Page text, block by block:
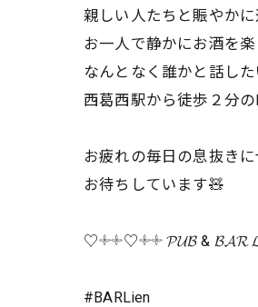
親しい人たちと賑やか
お一人で静かにお酒を
なんとなく誰かと話し
西葛西駅から徒歩２分
お疲れの毎日の息抜き
お待ちしています🧸
♡𓇬𓇬♡𓇬𓇬 𝓟𝓤𝓑 & 𝓑𝓐𝓡
#BARLien